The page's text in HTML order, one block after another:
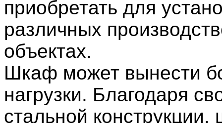
приобретать для
различных
объектах.
Шкаф может вынести
нагрузки. Благодаря
стальной